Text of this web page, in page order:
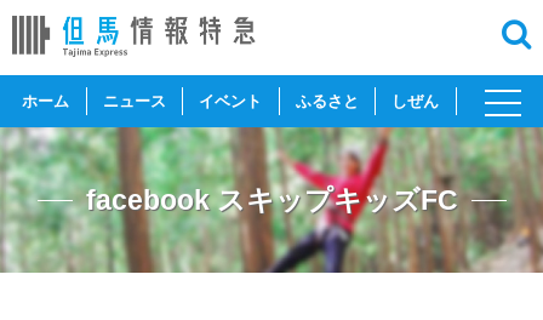
ホーム ニュース イベント ふるさと しぜん
toggle
facebook スキップキッズFC